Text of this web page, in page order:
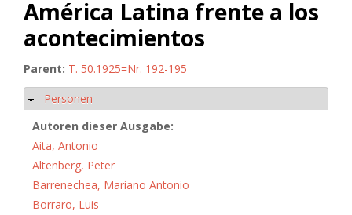
América Latina frente a los
acontecimientos
Parent: T. 50.1925=Nr. 192-195
Ausblenden
Personen
Autoren dieser Ausgabe:
Aita, Antonio
Altenberg, Peter
Barrenechea, Mariano Antonio
Borraro, Luis